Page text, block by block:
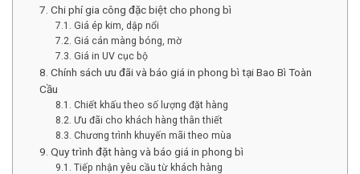
7. Chi phí gia công đặc biệt cho phong bì
7.1. Giá ép kim, dập nổi
7.2. Giá cán màng bóng, mờ
7.3. Giá in UV cục bộ
8. Chính sách ưu đãi và báo giá in phong bì tại Bao Bì Toàn
Cầu
8.1. Chiết khấu theo số lượng đặt hàng
8.2. Ưu đãi cho khách hàng thân thiết
8.3. Chương trình khuyến mãi theo mùa
9. Quy trình đặt hàng và báo giá in phong bì
9.1. Tiếp nhận yêu cầu từ khách hàng